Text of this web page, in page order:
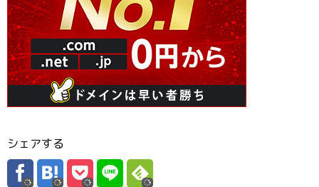
シェアする